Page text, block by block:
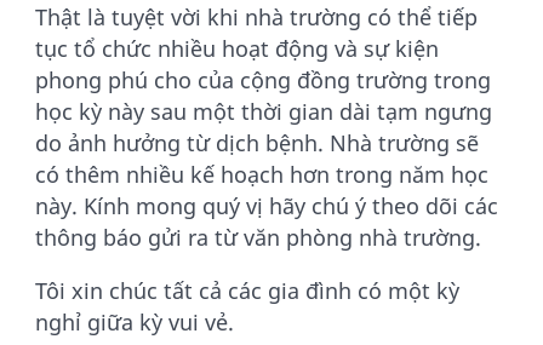
Thật là tuyệt vời khi nhà trường có thể tiếp
tục tổ chức nhiều hoạt động và sự kiện
phong phú cho của cộng đồng trường trong
học kỳ này sau một thời gian dài tạm ngưng
do ảnh hưởng từ dịch bệnh. Nhà trường sẽ
có thêm nhiều kế hoạch hơn trong năm học
này. Kính mong quý vị hãy chú ý theo dõi các
thông báo gửi ra từ văn phòng nhà trường.
Tôi xin chúc tất cả các gia đình có một kỳ
nghỉ giữa kỳ vui vẻ.